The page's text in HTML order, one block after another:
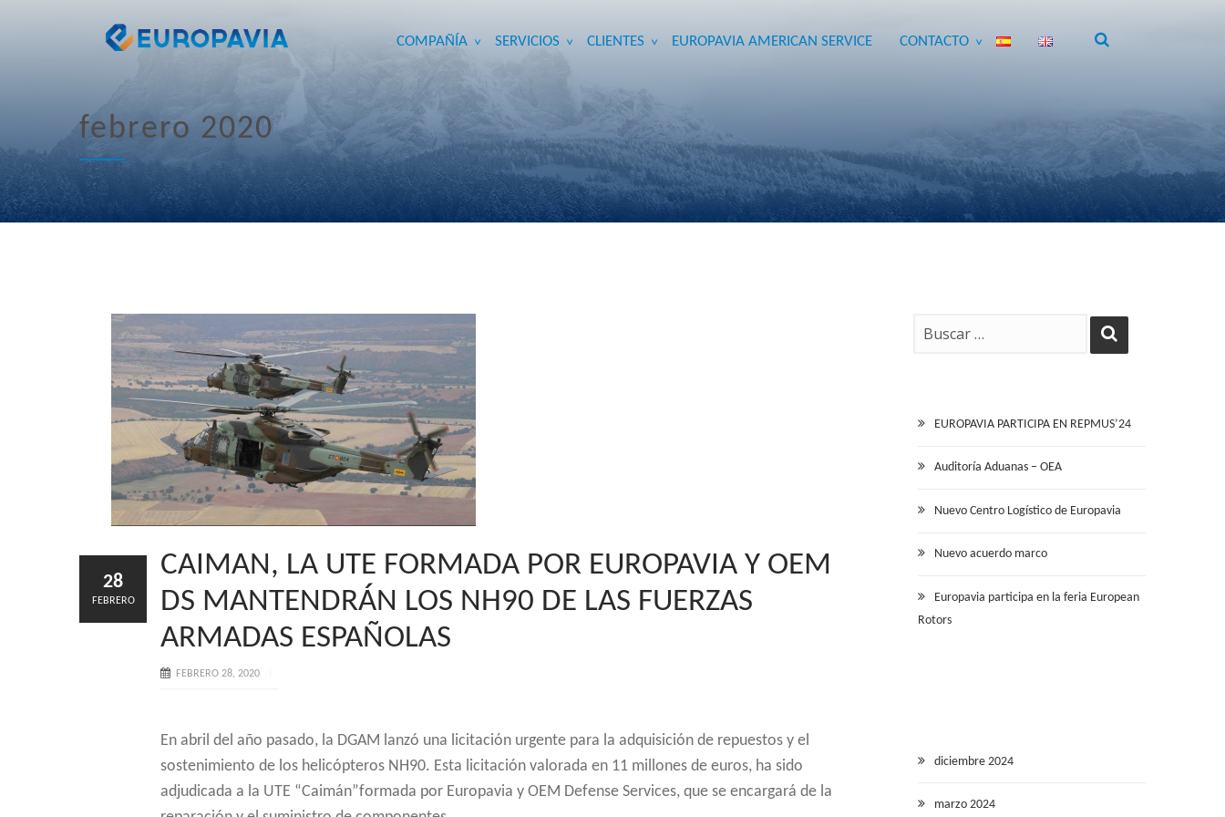
COMPAÑÍA > SERVICIOS > CLIENTES > EUROPAVIA AMERICAN SERVICE CONTACTO >
febrero 2020
CAIMAN, LA UTE FORMADA POR EUROPAVIA Y OEM
DS MANTENDRÁN LOS NH90 DE LAS FUERZAS
ARMADAS ESPAÑOLAS
FEBRERO 28, 2020
En abril del año pasado, la DGAM lanzó una licitación urgente para la adquisición de repuestos y el
sostenimiento de los helicópteros NH90. Esta licitación valorada en 11 millones de euros, ha sido
adjudicada a la UTE “Caimán”formada por Europavia y OEM Defense Services, que se encargará de la
28
FEBRERO
EUROPAVIA PARTICIPA EN REPMUS’24
Auditoría Aduanas – OEA
Nuevo Centro Logístico de Europavia
Nuevo acuerdo marco
Europavia participa en la feria European
Rotors
diciembre 2024
marzo 2024